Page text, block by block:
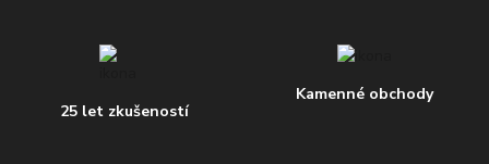
25 let zkušeností
Kamenné obchody